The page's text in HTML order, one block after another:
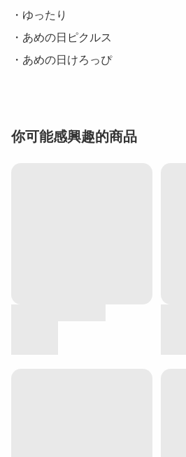
・ゆったり
・あめの日ピクルス
・あめの日けろっぴ
你可能感興趣的商品